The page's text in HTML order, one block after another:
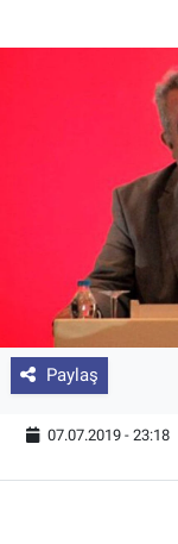
Paylaş
07.07.2019 - 23:18
Yetiştirici
Dünyada
Üretici
Şeker ve
Tahıllar ve
Tohum